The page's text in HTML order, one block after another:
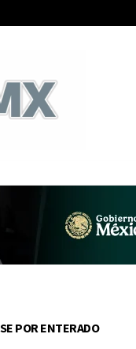
POR ENTERADO